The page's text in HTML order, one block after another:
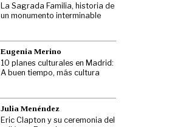
La Sagrada Familia, historia de
un monumento interminable
Eugenia Merino
10 planes culturales en Madrid:
A buen tiempo, más cultura
Julia Menéndez
Eric Clapton y su ceremonia del